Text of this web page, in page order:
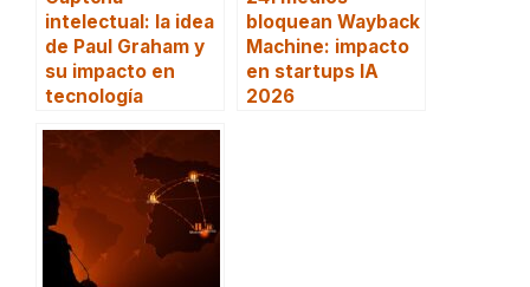
intelectual: la idea
de Paul Graham y
su impacto en
tecnología
bloquean Wayback
Machine: impacto
en startups IA
2026